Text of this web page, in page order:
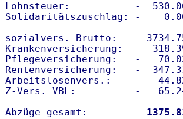
Lohnsteuer:           -
Solidaritätszuschlag: -
sozialvers. Brutto:
Krankenversicherung:  -
Pflegeversicherung:   -
Rentenversicherung:   -
Arbeitslosenvers.:    -
Z-Vers. VBL:          -
Abzüge gesamt:        -